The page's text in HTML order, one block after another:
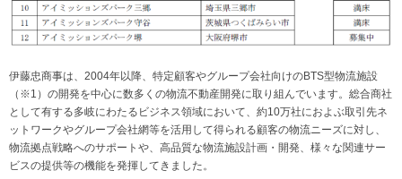
伊藤忠商事は、2004年以降、特定顧客やグループ会社向けのBTS型物流施設
（※1）の開発を中心に数多くの物流不動産開発に取り組んでいます。総合商社
として有する多岐にわたるビジネス領域において、約10万社におよぶ取引先ネ
ットワークやグループ会社網等を活用して得られる顧客の物流ニーズに対し、
物流拠点戦略へのサポートや、高品質な物流施設計画・開発、様々な関連サー
ビスの提供等の機能を発揮してきました。